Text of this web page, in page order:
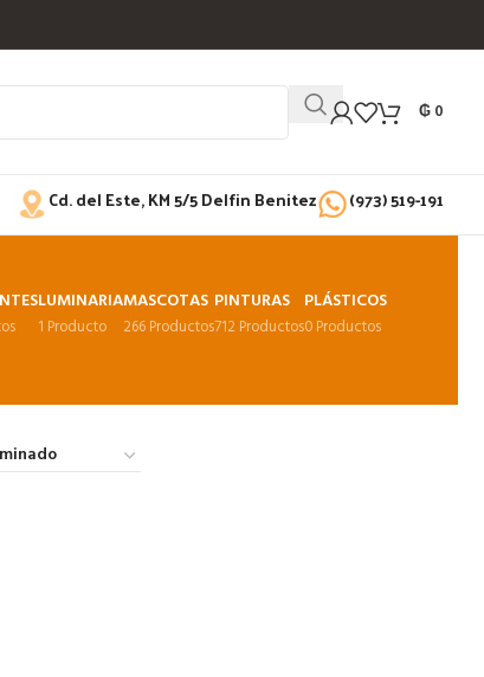
₲0
Cd. del Este, KM 5/5 Delfin Benitez (973) 519-191
LUMINARIA
1 Producto
MASCOTAS
266 Productos
PINTURAS
712 Productos
PLÁSTICOS
0 Productos